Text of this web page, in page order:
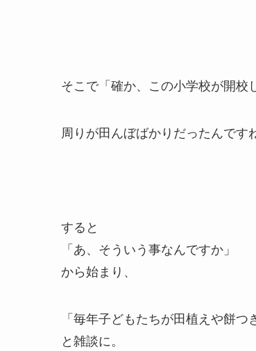
そこで「確か、この小学校が開校
周りが田んぼばかりだったんです
すると
「あ、そういう事なんですか」
から始まり、
「毎年子どもたちが田植えや餅つ
と雑談に。